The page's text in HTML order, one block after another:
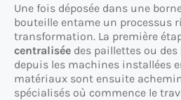
Une fois déposée dans une
bouteille entame un processus
transformation. La première
centralisée des paillettes ou
depuis les machines installées
matériaux sont ensuite
spécialisés où commence le